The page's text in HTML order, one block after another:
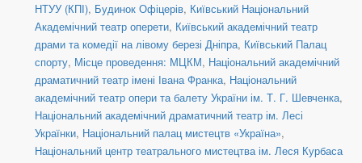
НТУУ (КПІ), Будинок Офіцерів, Київський Національний
Академічний театр оперети, Київський академічний театр
драми та комедії на лівому березі Дніпра, Київський Палац
спорту, Місце проведення: МЦКМ, Національний академічний
драматичний театр імені Івана Франка, Національний
академічний театр опери та балету України ім. Т. Г. Шевченка,
Національний академічний драматичний театр ім. Лесі
Українки, Національний палац мистецтв «Україна»,
Національний центр театрального мистецтва ім. Леся Курбаса